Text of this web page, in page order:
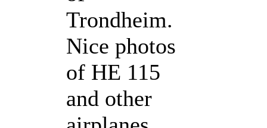
Trondheim.
Nice photos
of HE 115
and other